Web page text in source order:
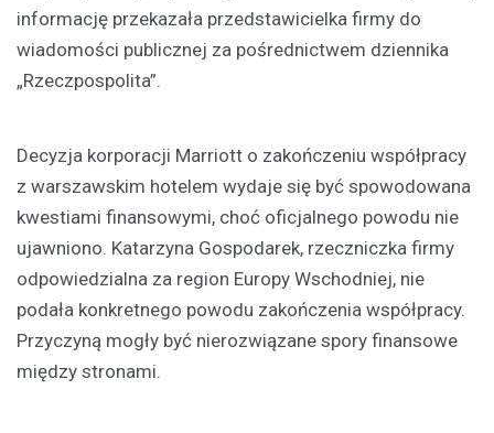
informację przekazała przedstawicielka firmy do
wiadomości publicznej za pośrednictwem dziennika
„Rzeczpospolita”.
Decyzja korporacji Marriott o zakończeniu współpracy
z warszawskim hotelem wydaje się być spowodowana
kwestiami finansowymi, choć oficjalnego powodu nie
ujawniono. Katarzyna Gospodarek, rzeczniczka firmy
odpowiedzialna za region Europy Wschodniej, nie
podała konkretnego powodu zakończenia współpracy.
Przyczyną mogły być nierozwiązane spory finansowe
między stronami.